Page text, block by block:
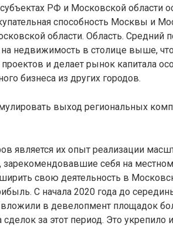
РФ и Московской области
способность Москвы и
области. Область. Средний
на недвижимость в столице выше,
и делает рынок капитала
бизнеса из других городов.
выход региональных
является их опыт реализации
себя на
свою деятельность в
С начала 2020 года до
в девелопмент площадок
за этот период. Это укрепило